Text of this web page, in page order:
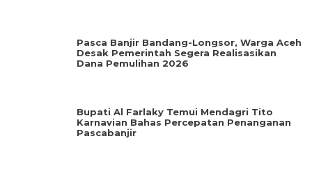
Pasca Banjir Bandang-Longsor, Warga Aceh
Desak Pemerintah Segera Realisasikan
Dana Pemulihan 2026
Bupati Al Farlaky Temui Mendagri Tito
Karnavian Bahas Percepatan Penanganan
Pascabanjir